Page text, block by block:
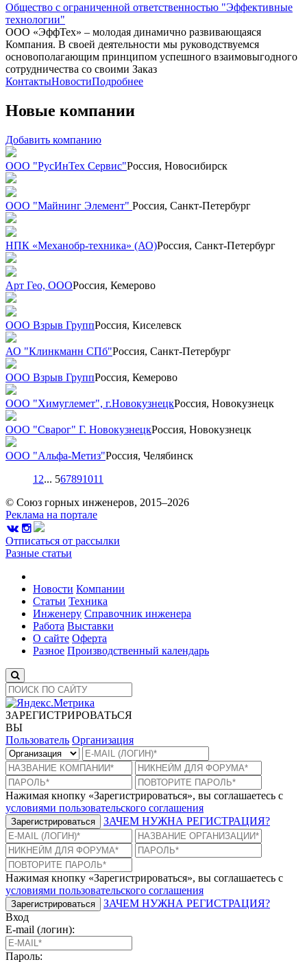
Общество с ограниченной ответственностью "Эффективные
технологии"
ООО «ЭффТех» – молодая динамично развивающаяся
Компания. В своей деятельности мы руководствуемся
основополагающим принципом успешного взаимовыгодного
сотрудничества со своими Заказ
КонтактыНовостиПодробнее
Новые компании
Добавить компанию
ООО "РусИнТех Сервис"Россия, Новосибирск
ООО "Майнинг Элемент" Россия, Санкт-Петербург
НПК «Механобр-техника» (АО)Россия, Санкт-Петербург
Арт Гео, ОООРоссия, Кемерово
ООО Взрыв ГруппРоссия, Киселевск
АО "Клинкманн СПб"Россия, Санкт-Петербург
ООО Взрыв ГруппРоссия, Кемерово
ООО "Химуглемет", г.НовокузнецкРоссия, Новокузнецк
ООО "Сварог" Г. НовокузнецкРоссия, Новокузнецк
ООО "Альфа-Метиз"Россия, Челябинск
1 2... 567891011
© Союз горных инженеров, 2015–2026
Реклама на портале
Отписаться от рассылки
Разные статьи
Новости Компании
Статьи Техника
Инженеру Справочник инженера
Работа Выставки
О сайте Оферта
Разное Производственный календарь
ЗАРЕГИСТРИРОВАТЬСЯ
ВЫ
Пользователь Организация
Нажимая кнопку «Зарегистрироваться», вы соглашаетесь с
условиями пользовательского соглашения
Зарегистрироваться ЗАЧЕМ НУЖНА РЕГИСТРАЦИЯ?
Нажимая кнопку «Зарегистрироваться», вы соглашаетесь с
условиями пользовательского соглашения
Зарегистрироваться
ЗАЧЕМ НУЖНА РЕГИСТРАЦИЯ?
Вход
E-mail (логин):
Пароль: